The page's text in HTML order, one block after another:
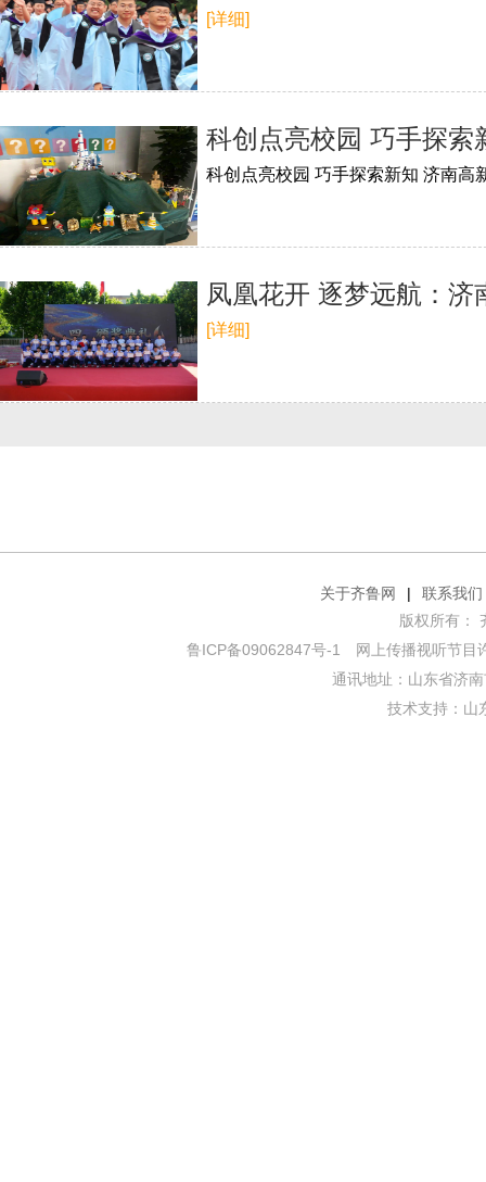
[详细]
科创点亮校园 巧手探索
科创点亮校园 巧手探索新知 济南高
凤凰花开 逐梦远航：
[详细]
关于齐鲁网 |
联系我们
版权所有：
鲁ICP备09062847号-1 网上传播视听节目
通讯地址：山东省济
技术支持： 山